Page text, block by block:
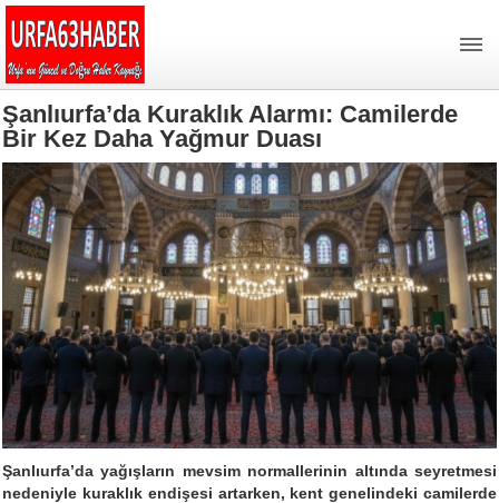
Şanlıurfa’da Kuraklık Alarmı: Camilerde
Bir Kez Daha Yağmur Duası
Şanlıurfa’da yağışların mevsim normallerinin altında seyretmesi
nedeniyle kuraklık endişesi artarken, kent genelindeki camilerde